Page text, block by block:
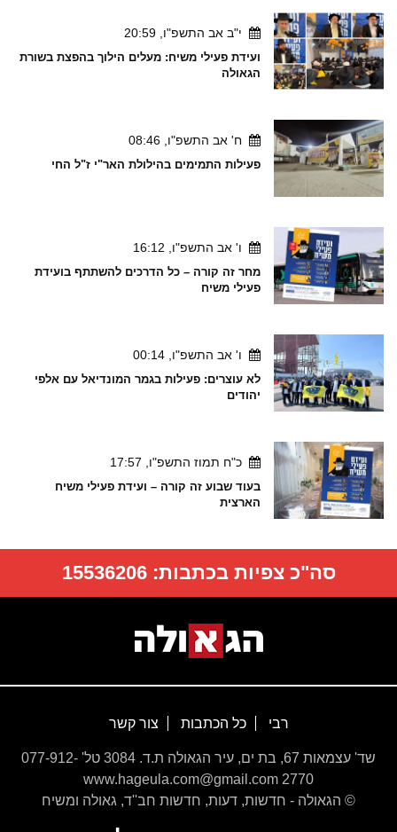
י"ב אב התשפ"ו, 20:59
ועידת פעילי משיח: מעלים הילוך בהפצת בשורת
הגאולה
ח' אב התשפ"ו, 08:46
פעילות התמימים בהילולת האר"י ז"ל החי
ו' אב התשפ"ו, 16:12
מחר זה קורה – כל הדרכים להשתתף בועידת
פעילי משיח
ו' אב התשפ"ו, 00:14
לא עוצרים: פעילות בגמר המונדיאל עם אלפי
יהודים
כ"ח תמוז התשפ"ו, 17:57
בעוד שבוע זה קורה – ועידת פעילי משיח
הארצית
סה"כ צפיות בכתבות:15536206
רבי כל הכתבות צור קשר
שד' עצמאות 67, בת ים, עיר הגאולה ת.ד. 3084 טל' 077-912-
2770 www.hageula.com@gmail.com
© הגאולה - חדשות, דעות, חדשות חב''ד, גאולה ומשיח